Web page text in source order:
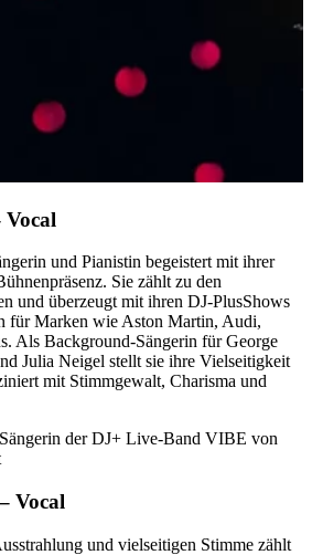
Vocal
und Pianistin begeistert mit ihrer
Sie zählt zu den
und überzeugt mit ihren DJ-PlusShows
für Marken wie Aston Martin, Audi,
Als Background-Sängerin für George
Julia Neigel stellt sie ihre Vielseitigkeit
mit Stimmgewalt, Charisma und
Vocal
und vielseitigen Stimme zählt